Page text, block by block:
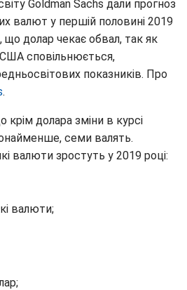
Goldman Sachs дали прогноз
валют у першій половині 2019
що долар чекає обвал, так як
сповільнюється,
показників. Про
.
крім долара зміни в курсі
семи валять.
валюти зростуть у 2019 році:
валюти;